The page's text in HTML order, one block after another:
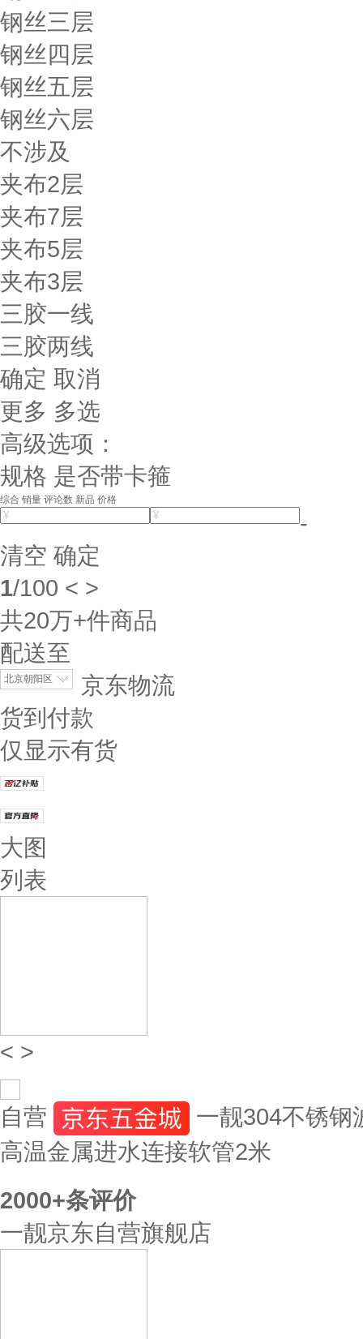
钢丝三层
钢丝四层
钢丝五层
钢丝六层
不涉及
夹布2层
夹布7层
夹布5层
夹布3层
三胶一线
三胶两线
确定 取消
更多 多选
高级选项：
规格 是否带卡箍
综合 销量 评论数 新品 价格
-
清空 确定
1/100 < >
共20万+件商品
配送至
北京朝阳区
京东物流
货到付款
仅显示有货
大图
列表
< >
自营
一靓304不锈钢
高温金属进水连接软管2米
2000+条评价
一靓京东自营旗舰店